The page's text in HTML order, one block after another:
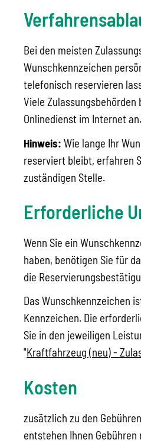
Bei den meisten
Wunschkennzeichen
telefonisch reservieren
Viele Zulassungsbehörden
Onlinedienst im Internet an.
Hinweis: Wie lange Ihr
reserviert bleibt, erfahren
zuständigen Stelle.
Erforderliche
Wenn Sie ein
haben, benötigen Sie für
die
Das Wunschkennzeichen
Kennzeichen. Die
Sie in den jeweiligen
"Kraftfahrzeug (neu) -
Kosten
zusätzlich zu den
entstehen Ihnen Gebühren